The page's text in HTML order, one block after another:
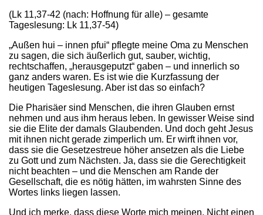
(Lk 11,37-42 (nach: Hoffnung für alle) – gesamte
Tageslesung: Lk 11,37-54)
„Außen hui – innen pfui“ pflegte meine Oma zu Menschen
zu sagen, die sich äußerlich gut, sauber, wichtig,
rechtschaffen, „herausgeputzt“ gaben – und innerlich so
ganz anders waren. Es ist wie die Kurzfassung der
heutigen Tageslesung. Aber ist das so einfach?
Die Pharisäer sind Menschen, die ihren Glauben ernst
nehmen und aus ihm heraus leben. In gewisser Weise sind
sie die Elite der damals Glaubenden. Und doch geht Jesus
mit ihnen nicht gerade zimperlich um. Er wirft ihnen vor,
dass sie die Gesetzestreue höher ansetzen als die Liebe
zu Gott und zum Nächsten. Ja, dass sie die Gerechtigkeit
nicht beachten – und die Menschen am Rande der
Gesellschaft, die es nötig hätten, im wahrsten Sinne des
Wortes links liegen lassen.
Und ich merke, dass diese Worte mich meinen. Nicht einen